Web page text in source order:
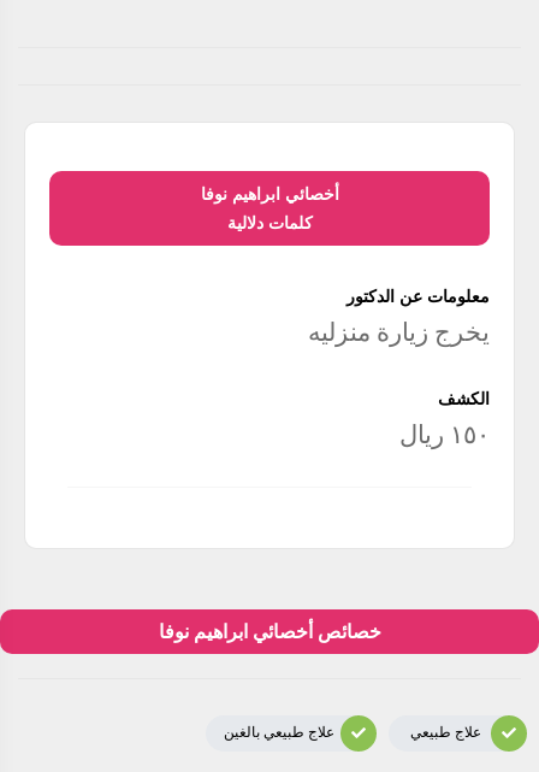
أخصائي ابراهيم نوفا
كلمات دلالية
معلومات عن الدكتور
يخرج زيارة منزليه
الكشف
١٥٠ ريال
خصائص أخصائي ابراهيم نوفا
علاج طبيعي علاج طبيعي بالغين